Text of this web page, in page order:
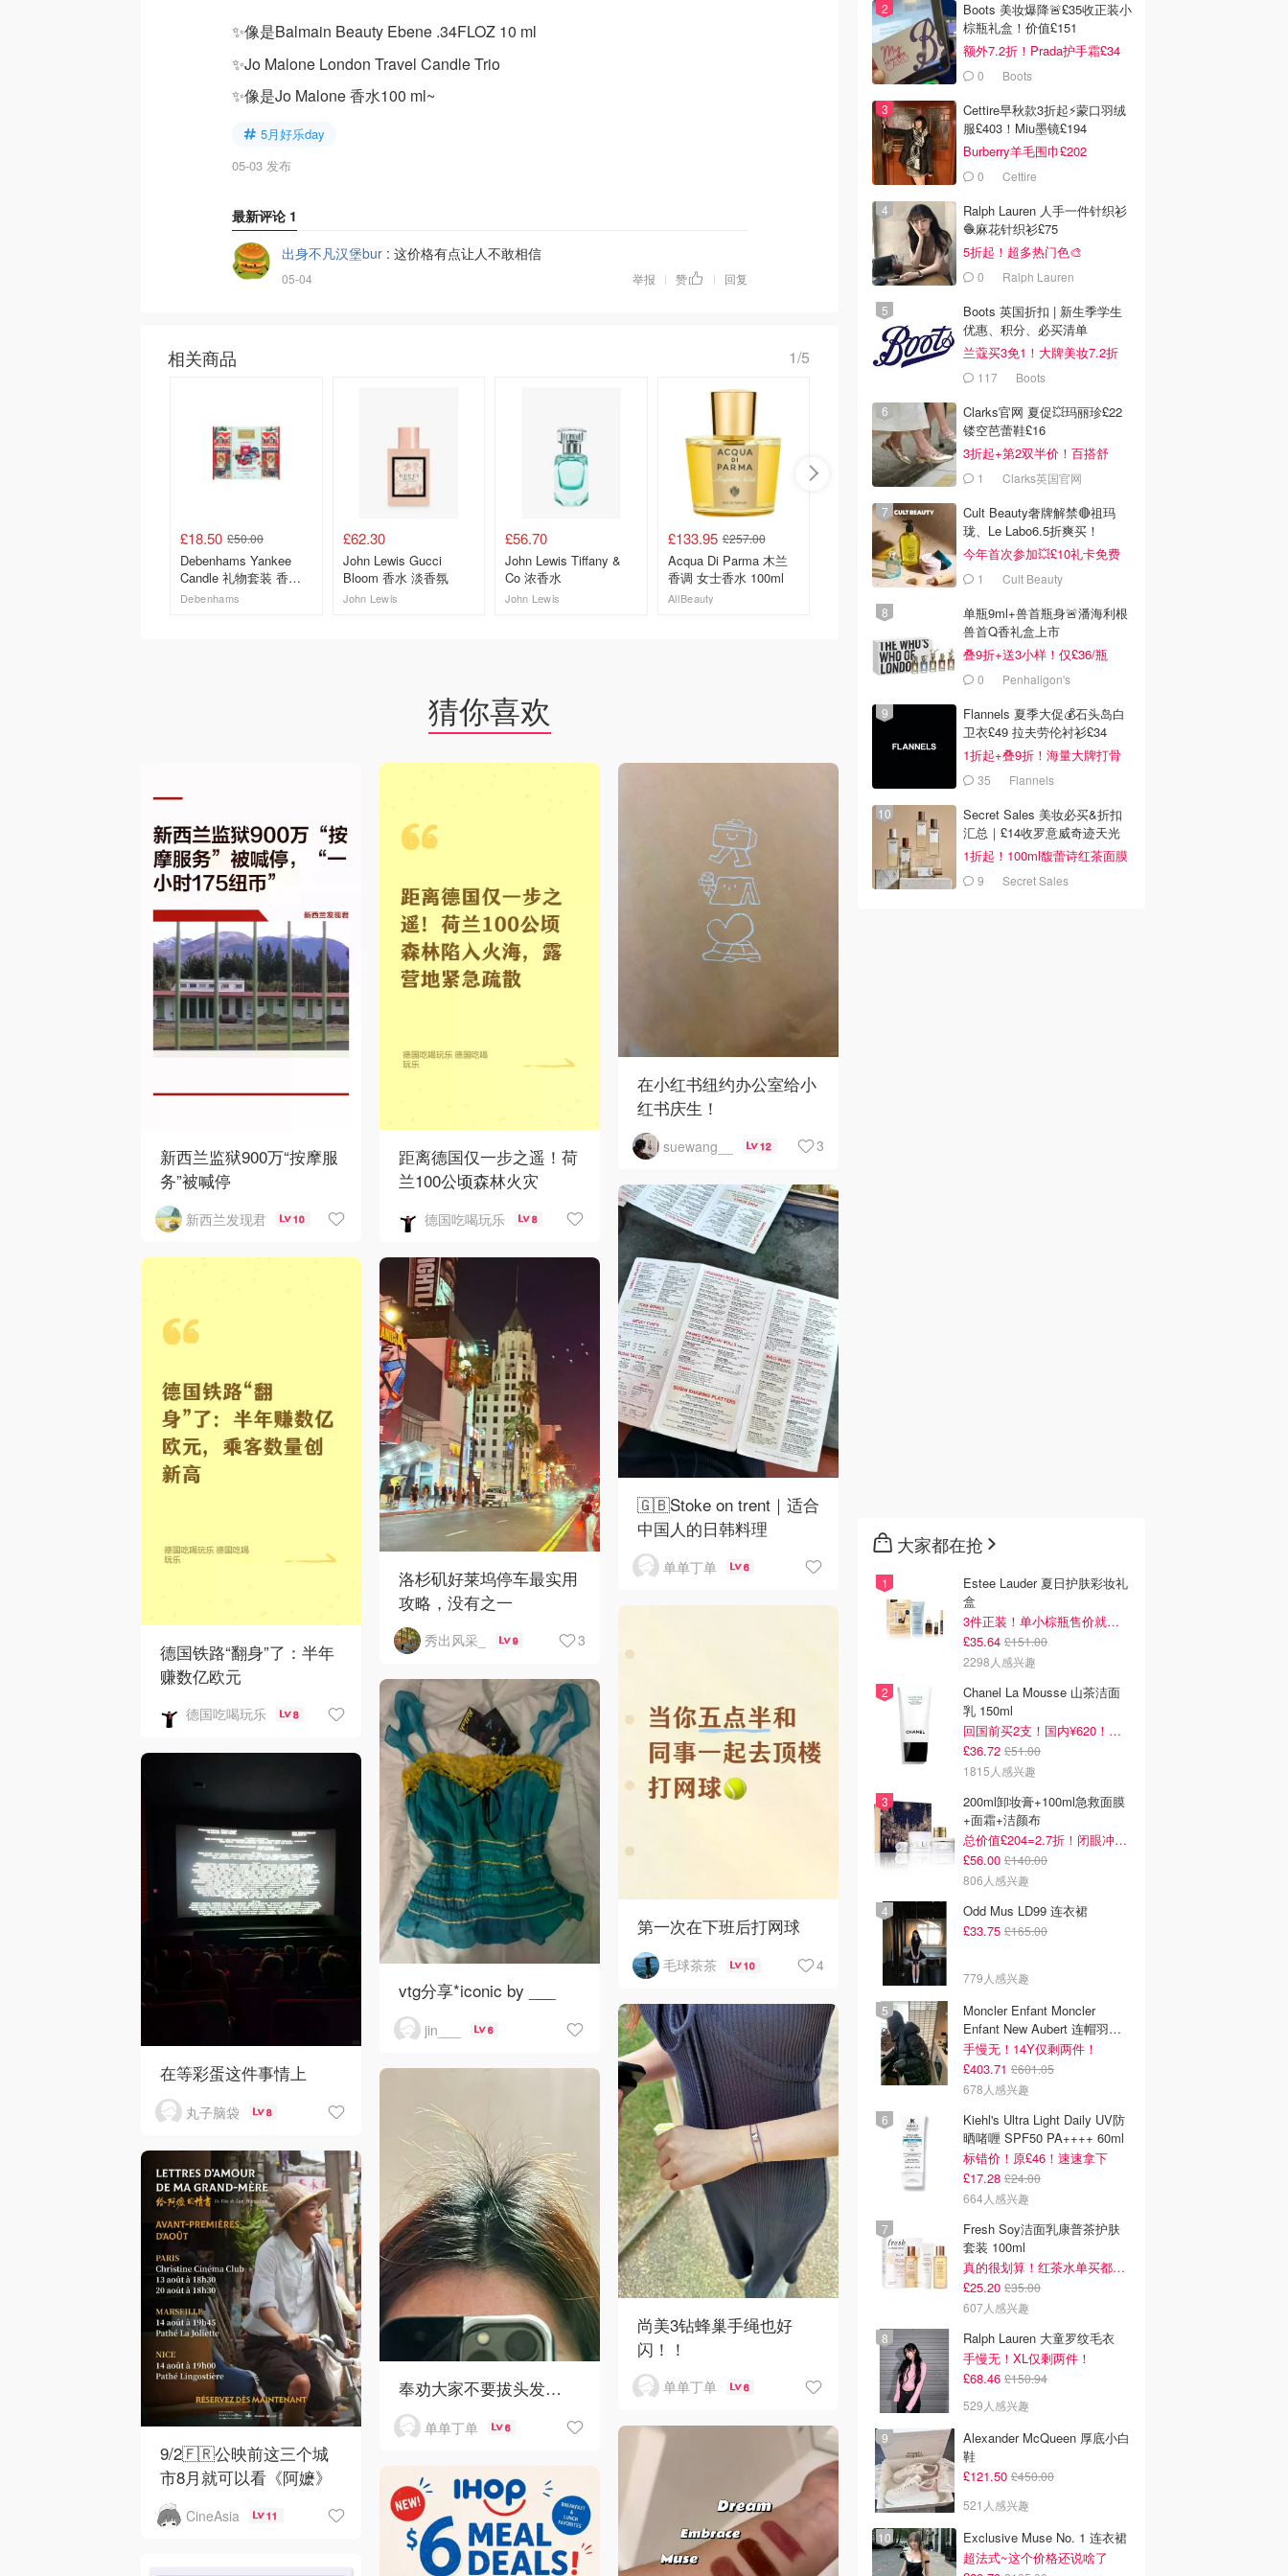
✨像是Balmain Beauty Ebene .34FLOZ 10 ml
✨Jo Malone London Travel Candle Trio
✨像是Jo Malone 香水100 ml~
5月好乐day
05-03 发布
最新评论 1
出身不凡汉堡bur : 这价格有点让人不敢相信
05-04 举报 | 赞 | 回复
相关商品 1/5
£18.50 £50.00
Debenhams Yankee
Candle 礼物套装 香薰
蜡烛 6件
Debenhams
£62.30
John Lewis Gucci
Bloom 香水 淡香氛
John Lewis
£56.70
John Lewis Tiffany &
Co 浓香水
John Lewis
£133.95 £257.00
Acqua Di Parma 木兰
香调 女士香水 100ml
AllBeauty
£95.00
ohmyglam Black Magic
香水香氛套装 大号化妆
去购买
£116.25
John Lewis BVLGARI
Allegra Fiori D'Amore
去购买
猜你喜欢
新西兰监狱900万“按摩服
务”被喊停
新西兰发现君 10
距离德国仅一步之遥！荷
兰100公顷森林火灾
德国吃喝玩乐 8
在小红书纽约办公室给小
红书庆生！
suewang__ 12 3
🇬🇧Stoke on trent｜适合
中国人的日韩料理
单单丁单 6
德国铁路“翻身”了：半年
赚数亿欧元
德国吃喝玩乐 8
洛杉矶好莱坞停车最实用
攻略，没有之一
秀出风采_ 9 3
第一次在下班后打网球
毛球茶茶 10 4
vtg分享*iconic by ___
jin___ 6
在等彩蛋这件事情上
丸子脑袋 8
尚美3钻蜂巢手绳也好
闪！！
单单丁单 6
奉劝大家不要拔头发…
单单丁单 6
9/2🇫🇷公映前这三个城
市8月就可以看《阿嬷》
CineAsia 11
Boots 美妆爆降🚨£35收正装小
棕瓶礼盒！价值£151
额外7.2折！Prada护手霜£34
0 Boots
Cettire早秋款3折起⚡️蒙口羽绒
服£403！Miu墨镜£194
Burberry羊毛围巾£202
0 Cettire
Ralph Lauren 人手一件针织衫
🧶麻花针织衫£75
5折起！超多热门色🎨
0 Ralph Lauren
Boots 英国折扣 | 新生季学生
优惠、积分、必买清单
兰蔻买3免1！大牌美妆7.2折
117 Boots
Clarks官网 夏促💥玛丽珍£22
镂空芭蕾鞋£16
3折起+第2双半价！百搭舒
服！1 Clarks英国官网
Cult Beauty奢牌解禁🔴祖玛
珑、Le Labo6.5折爽买！
今年首次参加💥£10礼卡免费
拿 1 Cult Beauty
单瓶9ml+兽首瓶身🚨潘海利根
兽首Q香礼盒上市
叠9折+送3小样！仅£36/瓶
0 Penhaligon's
Flannels 夏季大促💰石头岛白
卫衣£49 拉夫劳伦衬衫£34
1折起+叠9折！海量大牌打骨
折！
35 Flannels
Secret Sales 美妆必买&折扣
汇总｜£14收罗意威奇迹天光
1折起！100ml馥蕾诗红茶面膜
£409 Secret Sales
大家都在抢
Estee Lauder 夏日护肤彩妆礼
盒
3件正装！单小棕瓶售价就要£65！
£35.64 £151.00
2298人感兴趣
Chanel La Mousse 山茶洁面
乳 150ml
回国前买2支！国内¥620！立省近一半！
£36.72 £51.00
1815人感兴趣
200ml卸妆膏+100ml急救面膜
+面霜+洁颜布
总价值£204=2.7折！闭眼冲这套！
£56.00 £140.00
806人感兴趣
Odd Mus LD99 连衣裙
£33.75 £165.00
779人感兴趣
Moncler Enfant Moncler
Enfant New Aubert 连帽羽绒
服
手慢无！14Y仅剩两件！
£403.71 £601.05
678人感兴趣
Kiehl's Ultra Light Daily UV防
晒啫喱 SPF50 PA++++ 60ml
标错价！原£46！速速拿下
£17.28 £24.00
664人感兴趣
Fresh Soy洁面乳康普茶护肤
套装 100ml
真的很划算！红茶水单买都要£35！
£25.20 £35.00
607人感兴趣
Ralph Lauren 大童罗纹毛衣
手慢无！XL仅剩两件！
£68.46 £150.94
529人感兴趣
Alexander McQueen 厚底小白
鞋
£121.50 £450.00
521人感兴趣
Exclusive Muse No. 1 连衣裙
超法式~这个价格还说啥了